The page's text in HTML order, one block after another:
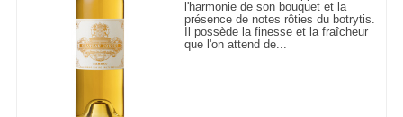
l'harmonie de son bouquet et la
présence de notes rôties du botrytis.
Il possède la finesse et la fraîcheur
que l'on attend de...